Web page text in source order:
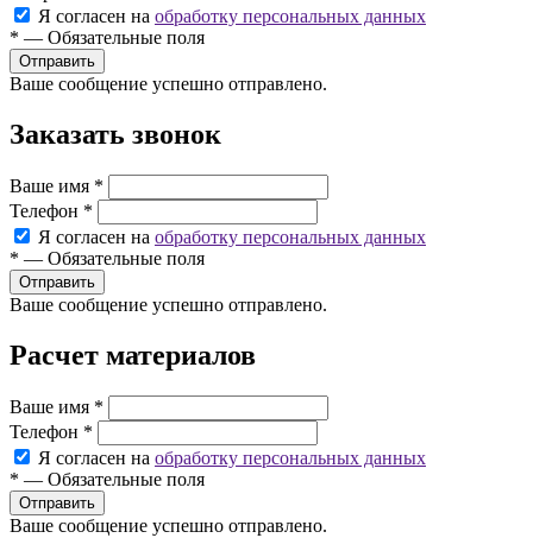
Я согласен на обработку персональных данных
* — Обязательные поля
Ваше сообщение успешно отправлено.
Заказать звонок
Ваше имя *
Телефон *
Я согласен на обработку персональных данных
* — Обязательные поля
Ваше сообщение успешно отправлено.
Расчет материалов
Ваше имя *
Телефон *
Я согласен на обработку персональных данных
* — Обязательные поля
Ваше сообщение успешно отправлено.